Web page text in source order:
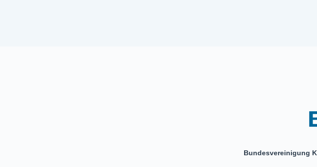
Bundesvereinigung